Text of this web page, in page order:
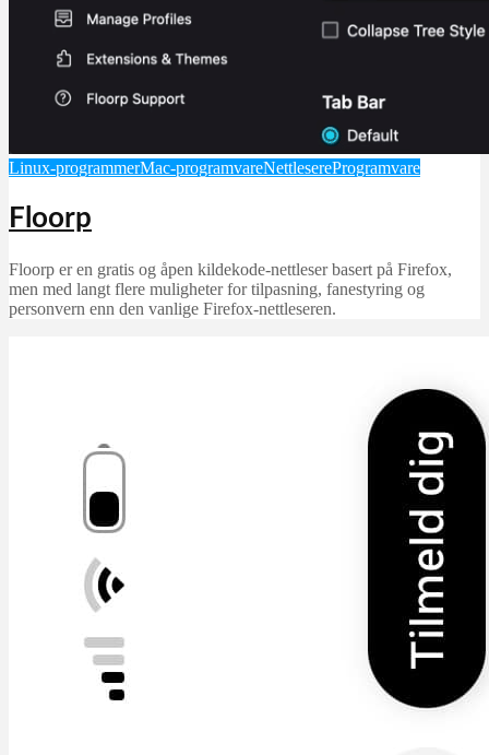
Linux-programmerMac-programvareNettlesereProgramvare
Floorp
Floorp er en gratis og åpen kildekode-nettleser basert på Firefox,
men med langt flere muligheter for tilpasning, fanestyring og
personvern enn den vanlige Firefox-nettleseren.